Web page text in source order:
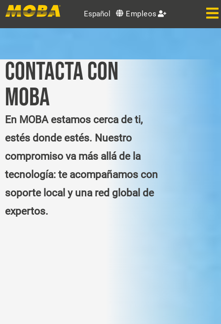
Español Empleos
CONTACTA CON
MOBA
En MOBA estamos cerca de ti,
estés donde estés. Nuestro
compromiso va más allá de la
tecnología: te acompañamos con
soporte local y una red global de
expertos.